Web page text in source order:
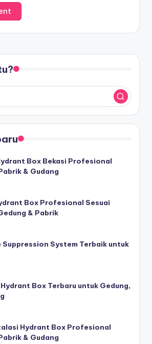
Box Bekasi Profesional
& Gudang
Box Profesional Sesuai
& Pabrik
System Terbaik untuk
Box Terbaru untuk Gedung,
Hydrant Box Profesional
& Gudang